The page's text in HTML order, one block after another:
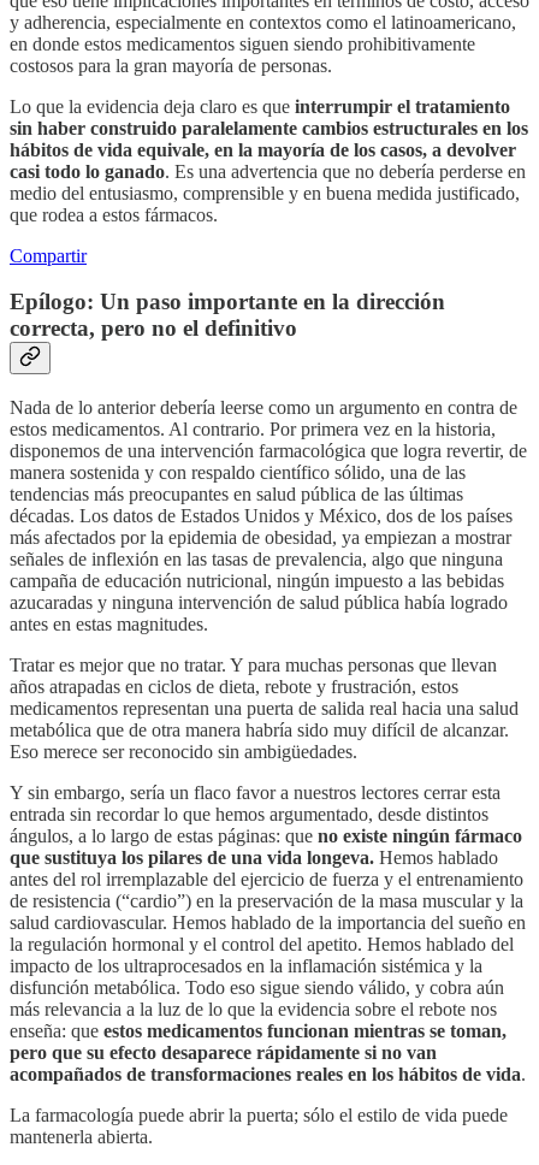
y adherencia, especialmente en contextos como el latinoamericano,
en donde estos medicamentos siguen siendo prohibitivamente
costosos para la gran mayoría de personas.
Lo que la evidencia deja claro es que interrumpir el tratamiento
sin haber construido paralelamente cambios estructurales en los
hábitos de vida equivale, en la mayoría de los casos, a devolver
casi todo lo ganado. Es una advertencia que no debería perderse en
medio del entusiasmo, comprensible y en buena medida justificado,
que rodea a estos fármacos.
Compartir
Epílogo: Un paso importante en la dirección
correcta, pero no el definitivo
Nada de lo anterior debería leerse como un argumento en contra de
estos medicamentos. Al contrario. Por primera vez en la historia,
disponemos de una intervención farmacológica que logra revertir, de
manera sostenida y con respaldo científico sólido, una de las
tendencias más preocupantes en salud pública de las últimas
décadas. Los datos de Estados Unidos y México, dos de los países
más afectados por la epidemia de obesidad, ya empiezan a mostrar
señales de inflexión en las tasas de prevalencia, algo que ninguna
campaña de educación nutricional, ningún impuesto a las bebidas
azucaradas y ninguna intervención de salud pública había logrado
antes en estas magnitudes.
Tratar es mejor que no tratar. Y para muchas personas que llevan
años atrapadas en ciclos de dieta, rebote y frustración, estos
medicamentos representan una puerta de salida real hacia una salud
metabólica que de otra manera habría sido muy difícil de alcanzar.
Eso merece ser reconocido sin ambigüedades.
Y sin embargo, sería un flaco favor a nuestros lectores cerrar esta
entrada sin recordar lo que hemos argumentado, desde distintos
ángulos, a lo largo de estas páginas: que no existe ningún fármaco
que sustituya los pilares de una vida longeva. Hemos hablado
antes del rol irremplazable del ejercicio de fuerza y el entrenamiento
de resistencia (“cardio”) en la preservación de la masa muscular y la
salud cardiovascular. Hemos hablado de la importancia del sueño en
la regulación hormonal y el control del apetito. Hemos hablado del
impacto de los ultraprocesados en la inflamación sistémica y la
disfunción metabólica. Todo eso sigue siendo válido, y cobra aún
más relevancia a la luz de lo que la evidencia sobre el rebote nos
enseña: que estos medicamentos funcionan mientras se toman,
pero que su efecto desaparece rápidamente si no van
acompañados de transformaciones reales en los hábitos de vida.
La farmacología puede abrir la puerta; sólo el estilo de vida puede
mantenerla abierta.